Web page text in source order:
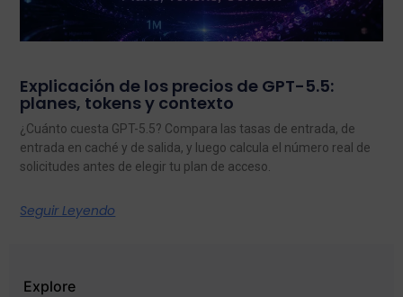
Explicación de los precios de GPT-5.5:
planes, tokens y contexto
¿Cuánto cuesta GPT-5.5? Compara las tasas de entrada, de
entrada en caché y de salida, y luego calcula el número real de
solicitudes antes de elegir tu plan de acceso.
Seguir Leyendo
Explore